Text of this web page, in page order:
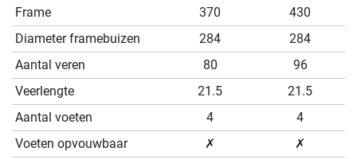
Frame
370
430
Diameter framebuizen
284
284
Aantal veren
80
96
Veerlengte
21.5
21.5
Aantal voeten
4
4
Voeten opvouwbaar
✗
✗